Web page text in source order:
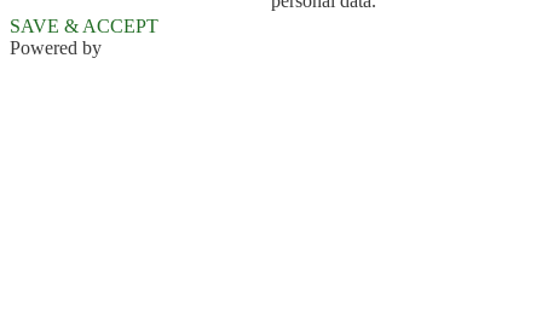
SAVE & ACCEPT
Powered by